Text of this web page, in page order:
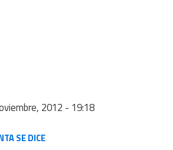
2012 - 19:18
SE DICE